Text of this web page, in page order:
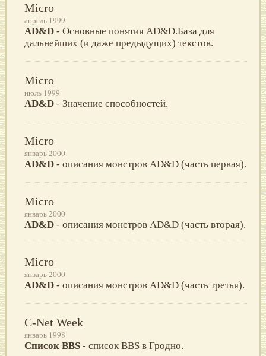
Micro
апрель 1999
AD&D - Основные понятия AD&D.База для
дальнейших (и даже предыдущих) текстов.
Micro
июль 1999
AD&D - Значение способностей.
Micro
январь 2000
AD&D - описания монстров AD&D (часть первая).
Micro
январь 2000
AD&D - описания монстров AD&D (часть вторая).
Micro
январь 2000
AD&D - описания монстров AD&D (часть третья).
C-Net Week
январь 1998
Список BBS - список BBS в Гродно.